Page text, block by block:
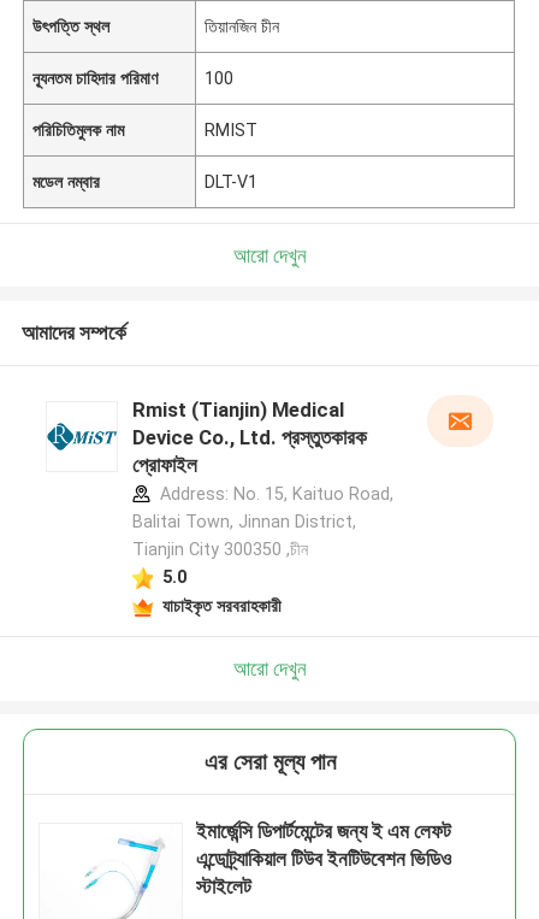
উৎপত্তি স্থল তিয়ানজিন চীন
ন্যূনতম চাহিদার পরিমাণ 100
পরিচিতিমুলক নাম RMIST
মডেল নম্বার DLT-V1
আরো দেখুন
আমাদের সম্পর্কে
Rmist (Tianjin) Medical
Device Co., Ltd. প্রস্তুতকারক
প্রোফাইল
Address: No. 15, Kaituo Road,
Balitai Town, Jinnan District,
Tianjin City 300350 ,চীন
5.0
যাচাইকৃত সরবরাহকারী
আরো দেখুন
এর সেরা মূল্য পান
ইমার্জেন্সি ডিপার্টমেন্টের জন্য ই এম লেফট
এন্ডোট্র্যাকিয়াল টিউব ইনটিউবেশন ভিডিও
স্টাইলেট